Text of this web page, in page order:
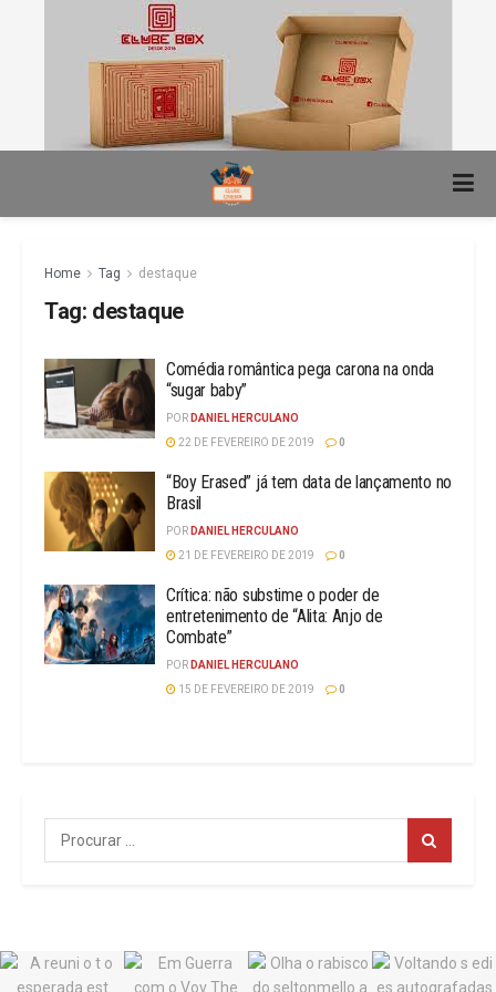
Home Tag destaque
Tag: destaque
Comédia romântica pega carona na onda
“sugar baby”
POR DANIEL HERCULANO
22 DE FEVEREIRO DE 2019
0
“Boy Erased” já tem data de lançamento no
Brasil
POR DANIEL HERCULANO
21 DE FEVEREIRO DE 2019
0
Crítica: não substime o poder de
entretenimento de “Alita: Anjo de
Combate”
POR DANIEL HERCULANO
15 DE FEVEREIRO DE 2019
0